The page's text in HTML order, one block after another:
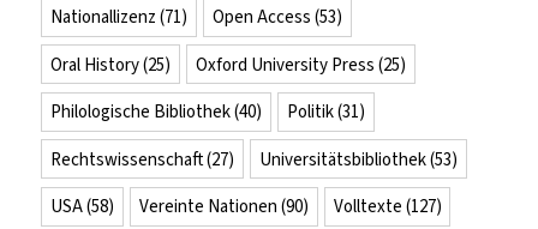
Nationallizenz (71) Open Access (53)
Oral History(25) Oxford University Press (25)
Philologische Bibliothek(40) Politik(31)
Rechtswissenschaft(27) Universitätsbibliothek(53)
USA(58) Vereinte Nationen (90) Volltexte (127)